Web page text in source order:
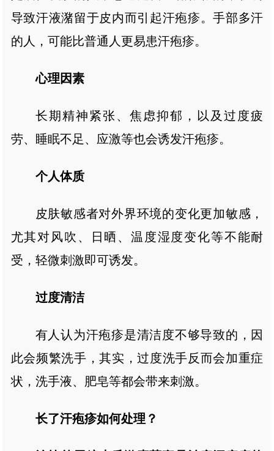
导致汗液潴留于皮内而引起汗疱疹。手部多汗
的人，可能比普通人更易患汗疱疹。
心理因素
长期精神紧张、焦虑抑郁，以及过度疲
劳、睡眠不足、应激等也会诱发汗疱疹。
个人体质
皮肤敏感者对外界环境的变化更加敏感，
尤其对风吹、日晒、温度湿度变化等不能耐
受，轻微刺激即可诱发。
过度清洁
有人认为汗疱疹是清洁度不够导致的，因
此会频繁洗手，其实，过度洗手反而会加重症
状，洗手液、肥皂等都会带来刺激。
长了汗疱疹如何处理？